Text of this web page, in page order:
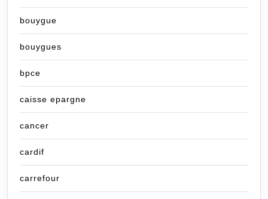
bouygue
bouygues
bpce
caisse epargne
cancer
cardif
carrefour